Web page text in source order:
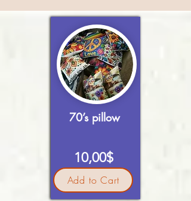
70’s pillow
10,00$
Add to Cart